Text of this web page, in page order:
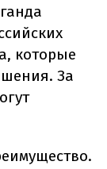
которые
За